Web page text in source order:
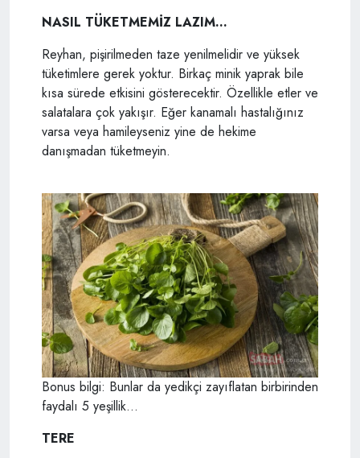
NASIL TÜKETMEMİZ LAZIM...
Reyhan, pişirilmeden taze yenilmelidir ve yüksek
tüketimlere gerek yoktur. Birkaç minik yaprak bile
kısa sürede etkisini gösterecektir. Özellikle etler ve
salatalara çok yakışır. Eğer kanamalı hastalığınız
varsa veya hamileyseniz yine de hekime
danışmadan tüketmeyin.
Bonus bilgi: Bunlar da yedikçi zayıflatan birbirinden
faydalı 5 yeşillik...
TERE